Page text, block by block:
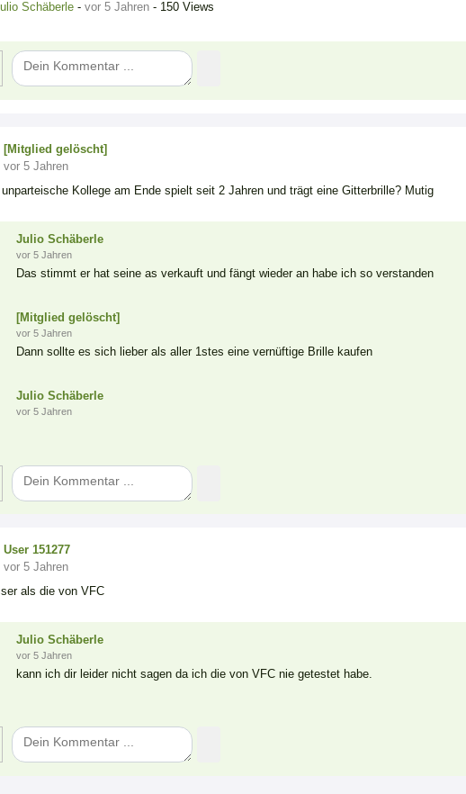
Schäberle - vor 5 Jahren - 150 Views
[Mitglied gelöscht]
vor 5 Jahren
unparteische Kollege am Ende spielt seit 2 Jahren und trägt eine Gitterbrille? Mutig
Julio Schäberle
vor 5 Jahren
Das stimmt er hat seine as verkauft und fängt wieder an habe ich so verstanden
[Mitglied gelöscht]
vor 5 Jahren
Dann sollte es sich lieber als aller 1stes eine vernüftige Brille kaufen
Julio Schäberle
vor 5 Jahren
User 151277
vor 5 Jahren
als die von VFC
Julio Schäberle
vor 5 Jahren
kann ich dir leider nicht sagen da ich die von VFC nie getestet habe.